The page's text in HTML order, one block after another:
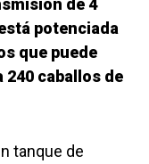
de 4
potenciada
que puede
caballos de
tanque de